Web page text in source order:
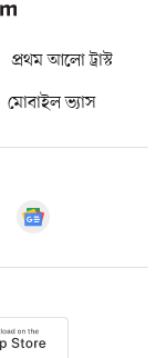
প্রথম আলো ট্রাস্ট
মোবাইল ভ্যাস